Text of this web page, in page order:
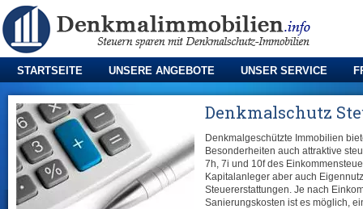
STARTSEITE UNSERE ANGEBOTE UNSER SERVICE
Denkmalschutz
Denkmalgeschützte Immobilien
Besonderheiten auch attraktive
7h, 7i und 10f des
Kapitalanleger aber auch
Steuererstattungen. Je nach
Sanierungskosten ist es möglich,